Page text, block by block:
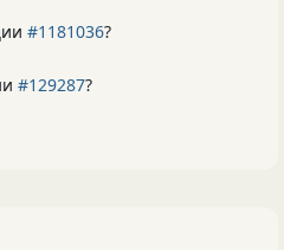
#1181036?
#129287?